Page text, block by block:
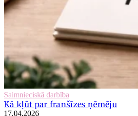
Saimnieciskā darbība
Kā kļūt par franšīzes ņēmēju
17.04.2026